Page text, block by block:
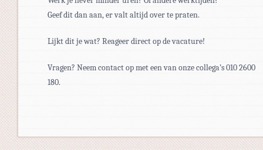
Geef dit dan aan, er valt altijd over te praten.
Lijkt dit je wat? Reageer direct op de vacature!
Vragen? Neem contact op met een van onze collega’s 010 2600
180.